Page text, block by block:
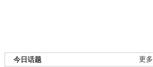
更多
今日话题